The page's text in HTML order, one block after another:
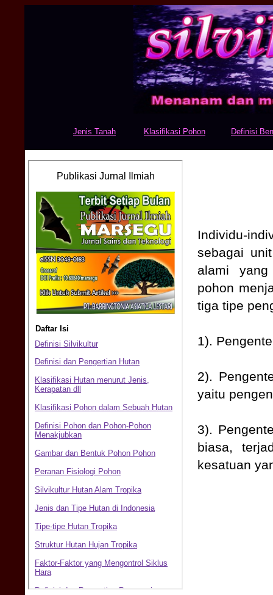
Jenis Tanah Klasifikasi Pohon Definisi
Individu-
sebagai
alami yang
pohon
tiga tipe
1).
2).
yaitu
3).
biasa,
kesatuan